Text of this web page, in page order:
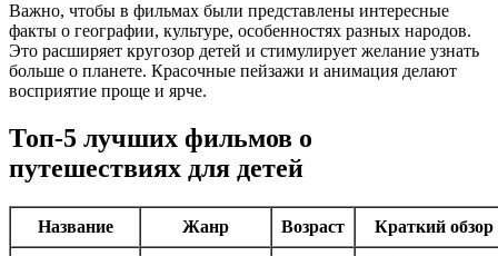
Важно, чтобы в фильмах были представлены интересные
факты о географии, культуре, особенностях разных народов.
Это расширяет кругозор детей и стимулирует желание узнать
больше о планете. Красочные пейзажи и анимация делают
восприятие проще и ярче.
Топ-5 лучших фильмов о
путешествиях для детей
Название Жанр Возраст Краткий обзор